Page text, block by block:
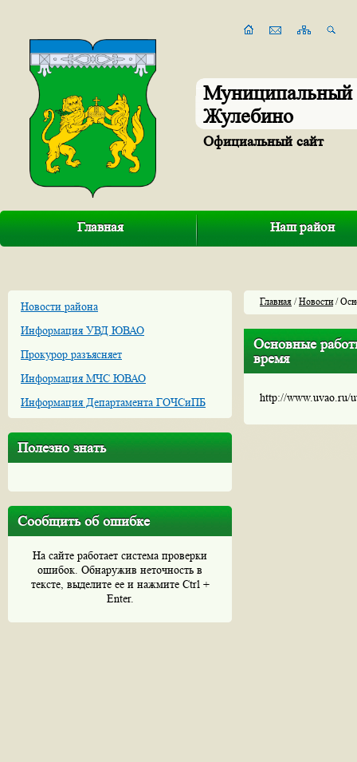
Муниципальный
Жулебино
Официальный сайт
Главная Наш район
Новости района
Информация УВД ЮВАО
Прокурор разъясняет
Информация МЧС ЮВАО
Информация Департамента ГОЧСиПБ
Полезно знать
Сообщить об ошибке
На сайте работает система проверки
ошибок. Обнаружив неточность в
тексте, выделите ее и нажмите Ctrl +
Enter.
Главная /Новости/
Основные
время
http://www.uvao.ru/